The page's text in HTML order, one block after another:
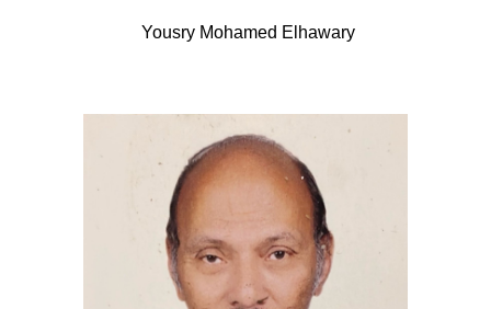
Yousry Mohamed Elhawary